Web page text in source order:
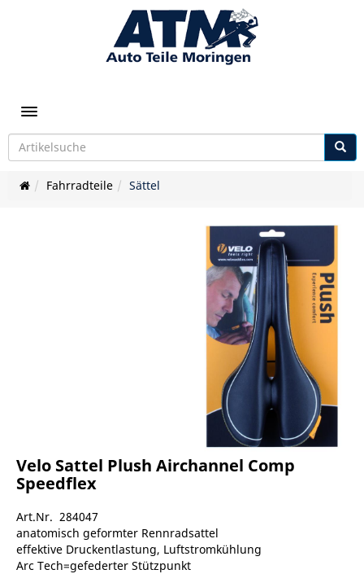
Toggle navigation
Fahrradteile Sättel
Velo Sattel Plush Airchannel Comp
Speedflex
Art.Nr. 284047
anatomisch geformter Rennradsattel
effektive Druckentlastung, Luftstromkühlung
Arc Tech=gefederter Stützpunkt